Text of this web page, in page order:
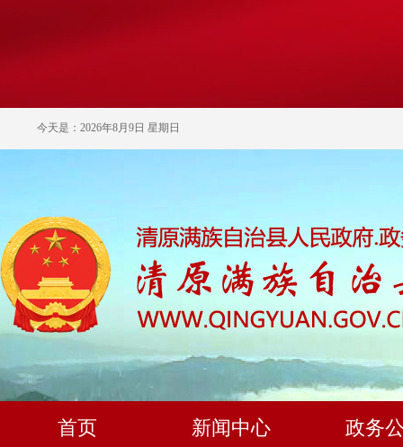
今天是：2026年8月9日 星期日
首页 新闻中心 政务